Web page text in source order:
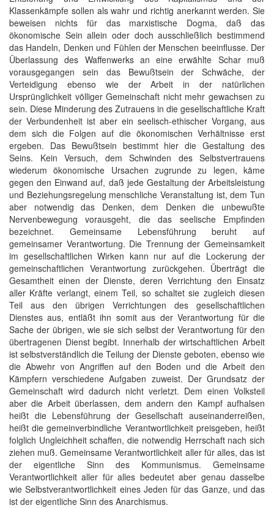
Klassenkämpfe sollen als wahr und richtig anerkannt werden. Sie
beweisen nichts für das marxistische Dogma, daß das
ökonomische Sein allein oder doch ausschließlich bestimmend
das Handeln, Denken und Fühlen der Menschen beeinflusse. Der
Überlassung des Waffenwerks an eine erwählte Schar muß
vorausgegangen sein das Bewußtsein der Schwäche, der
Verteidigung ebenso wie der Arbeit in der natürlichen
Ursprünglichkeit völliger Gemeinschaft nicht mehr gewachsen zu
sein. Diese Minderung des Zutrauens in die gesellschaftliche Kraft
der Verbundenheit ist aber ein seelisch-ethischer Vorgang, aus
dem sich die Folgen auf die ökonomischen Verhältnisse erst
ergeben. Das Bewußtsein bestimmt hier die Gestaltung des
Seins. Kein Versuch, dem Schwinden des Selbstvertrauens
wiederum ökonomische Ursachen zugrunde zu legen, käme
gegen den Einwand auf, daß jede Gestaltung der Arbeitsleistung
und Beziehungsregelung menschliche Veranstaltung ist, dem Tun
aber notwendig das Denken, dem Denken die unbewußte
Nervenbewegung vorausgeht, die das seelische Empfinden
bezeichnet. Gemeinsame Lebensführung beruht auf
gemeinsamer Verantwortung. Die Trennung der Gemeinsamkeit
im gesellschaftlichen Wirken kann nur auf die Lockerung der
gemeinschaftlichen Verantwortung zurückgehen. Überträgt die
Gesamtheit einen der Dienste, deren Verrichtung den Einsatz
aller Kräfte verlangt, einem Teil, so schaltet sie zugleich diesen
Teil aus den übrigen Verrichtungen des gesellschaftlichen
Dienstes aus, entläßt ihn somit aus der Verantwortung für die
Sache der übrigen, wie sie sich selbst der Verantwortung für den
übertragenen Dienst begibt. Innerhalb der wirtschaftlichen Arbeit
ist selbstverständlich die Teilung der Dienste geboten, ebenso wie
die Abwehr von Angriffen auf den Boden und die Arbeit den
Kämpfern verschiedene Aufgaben zuweist. Der Grundsatz der
Gemeinschaft wird dadurch nicht verletzt. Dem einen Volksteil
aber die Arbeit überlassen, dem andern den Kampf aufhalsen
heißt die Lebensführung der Gesellschaft auseinanderreißen,
heißt die gemeinverbindliche Verantwortlichkeit preisgeben, heißt
folglich Ungleichheit schaffen, die notwendig Herrschaft nach sich
ziehen muß. Gemeinsame Verantwortlichkeit aller für alles, das ist
der eigentliche Sinn des Kommunismus. Gemeinsame
Verantwortlichkeit aller für alles bedeutet aber genau dasselbe
wie Selbstverantwortlichkeit eines Jeden für das Ganze, und das
ist der eigentliche Sinn des Anarchismus.